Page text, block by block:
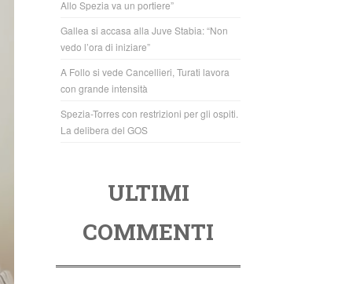
Allo Spezia va un portiere”
Gallea si accasa alla Juve Stabia: “Non
vedo l’ora di iniziare”
A Follo si vede Cancellieri, Turati lavora
con grande intensità
Spezia-Torres con restrizioni per gli ospiti.
La delibera del GOS
ULTIMI
COMMENTI